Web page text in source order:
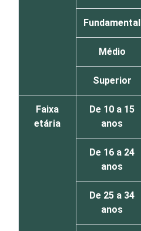
Fundamental
Médio
Superior
Faixa
etária
De 10 a 15
anos
De 16 a 24
anos
De 25 a 34
anos